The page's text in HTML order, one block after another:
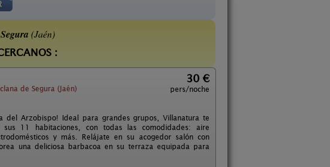
(Jaén)
:
de Segura (Jaén)
30 €
pers/noche
del Arzobispo! Ideal para grandes grupos, Villanatura te
11 habitaciones, con todas las comodidades: aire
y más. Relájate en su acogedor salón con
una deliciosa barbacoa en su terraza equipada para